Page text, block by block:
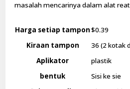
masalah mencarinya dalam alat
Harga setiap tampon$0.39
Kiraan tampon
36 (2 kotak
Aplikator
plastik
bentuk
Sisi ke sie